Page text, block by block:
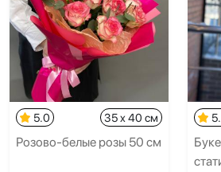
5.0 35 x 40 см
Розово-белые розы 50 см